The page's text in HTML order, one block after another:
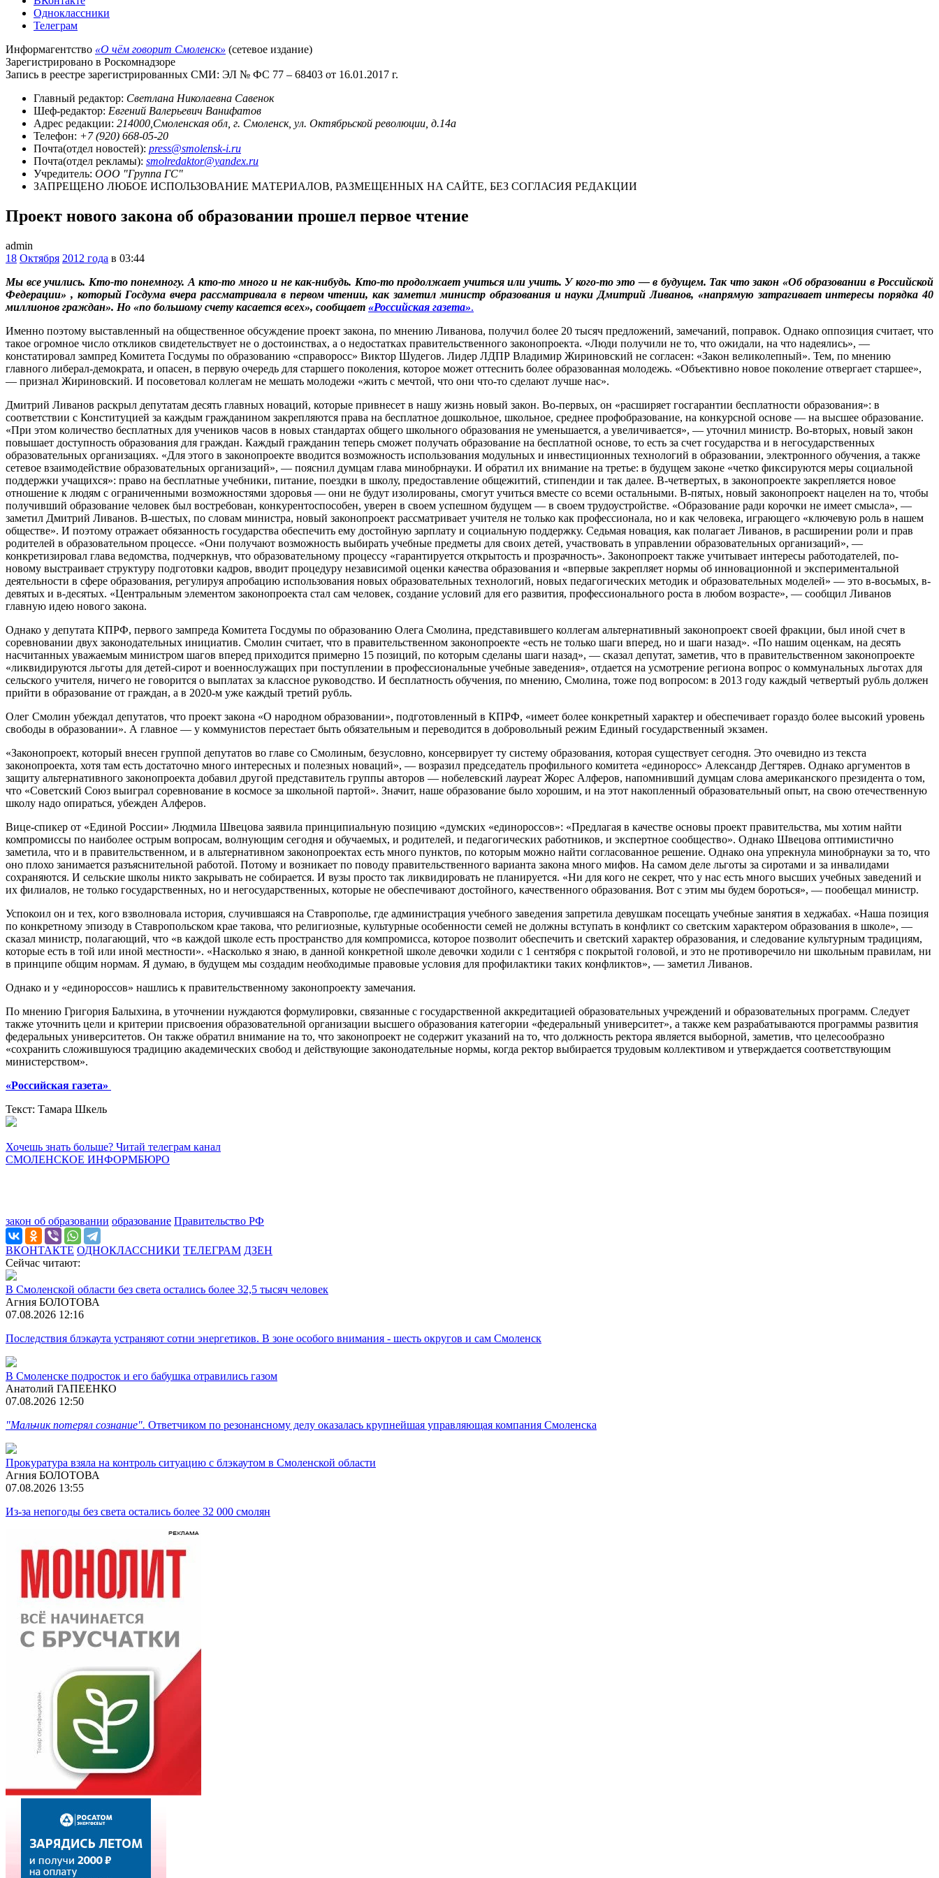
Одноклассники
Телеграм
Информагентство «О чём говорит Смоленск» (сетевое издание)
Зарегистрировано в Роскомнадзоре
Запись в реестре зарегистрированных СМИ: ЭЛ № ФС 77 – 68403 от 16.01.2017 г.
Главный редактор: Светлана Николаевна Савенок
Шеф-редактор: Евгений Валерьевич Ванифатов
Адрес редакции: 214000,Смоленская обл, г. Смоленск, ул. Октябрьской революции, д.14а
Телефон: +7 (920) 668-05-20
Почта(отдел новостей): press@smolensk-i.ru
Почта(отдел рекламы): smolredaktor@yandex.ru
Учредитель: ООО "Группа ГС"
ЗАПРЕЩЕНО ЛЮБОЕ ИСПОЛЬЗОВАНИЕ МАТЕРИАЛОВ, РАЗМЕЩЕННЫХ НА САЙТЕ, БЕЗ СОГЛАСИЯ РЕДАКЦИИ
Проект нового закона об образовании прошел первое чтение
admin
18 Октября 2012 года в 03:44
Мы все учились. Кто-то понемногу. А кто-то много и не как-нибудь. Кто-то продолжает учиться или учить. У кого-то это — в будущем. Так что закон «Об образовании в Российской
Федерации» , который Госдума вчера рассматривала в первом чтении, как заметил министр образования и науки Дмитрий Ливанов, «напрямую затрагивает интересы порядка 40
миллионов граждан». Но «по большому счету касается всех», сообщает «Российская газета».
Именно поэтому выставленный на общественное обсуждение проект закона, по мнению Ливанова, получил более 20 тысяч предложений, замечаний, поправок. Однако оппозиция считает, что
такое огромное число откликов свидетельствует не о достоинствах, а о недостатках правительственного законопроекта. «Люди получили не то, что ожидали, на что надеялись», —
констатировал зампред Комитета Госдумы по образованию «справоросс» Виктор Шудегов. Лидер ЛДПР Владимир Жириновский не согласен: «Закон великолепный». Тем, по мнению
главного либерал-демократа, и опасен, в первую очередь для старшего поколения, которое может оттеснить более образованная молодежь. «Объективно новое поколение отвергает старшее»,
— признал Жириновский. И посоветовал коллегам не мешать молодежи «жить с мечтой, что они что-то сделают лучше нас».
Дмитрий Ливанов раскрыл депутатам десять главных новаций, которые привнесет в нашу жизнь новый закон. Во-первых, он «расширяет госгарантии бесплатности образования»: в
соответствии с Конституцией за каждым гражданином закрепляются права на бесплатное дошкольное, школьное, среднее профобразование, на конкурсной основе — на высшее образование.
«При этом количество бесплатных для учеников часов в новых стандартах общего школьного образования не уменьшается, а увеличивается», — уточнил министр. Во-вторых, новый закон
повышает доступность образования для граждан. Каждый гражданин теперь сможет получать образование на бесплатной основе, то есть за счет государства и в негосударственных
образовательных организациях. «Для этого в законопроекте вводится возможность использования модульных и инвестиционных технологий в образовании, электронного обучения, а также
сетевое взаимодействие образовательных организаций», — пояснил думцам глава минобрнауки. И обратил их внимание на третье: в будущем законе «четко фиксируются меры социальной
поддержки учащихся»: право на бесплатные учебники, питание, поездки в школу, предоставление общежитий, стипендии и так далее. В-четвертых, в законопроекте закрепляется новое
отношение к людям с ограниченными возможностями здоровья — они не будут изолированы, смогут учиться вместе со всеми остальными. В-пятых, новый законопроект нацелен на то, чтобы
получивший образование человек был востребован, конкурентоспособен, уверен в своем успешном будущем — в своем трудоустройстве. «Образование ради корочки не имеет смысла», —
заметил Дмитрий Ливанов. В-шестых, по словам министра, новый законопроект рассматривает учителя не только как профессионала, но и как человека, играющего «ключевую роль в нашем
обществе». И поэтому отражает обязанность государства обеспечить ему достойную зарплату и социальную поддержку. Седьмая новация, как полагает Ливанов, в расширении роли и прав
родителей в образовательном процессе. «Они получают возможность выбирать учебные предметы для своих детей, участвовать в управлении образовательных организаций», —
конкретизировал глава ведомства, подчеркнув, что образовательному процессу «гарантируется открытость и прозрачность». Законопроект также учитывает интересы работодателей, по-
новому выстраивает структуру подготовки кадров, вводит процедуру независимой оценки качества образования и «впервые закрепляет нормы об инновационной и экспериментальной
деятельности в сфере образования, регулируя апробацию использования новых образовательных технологий, новых педагогических методик и образовательных моделей» — это в-восьмых, в-
девятых и в-десятых. «Центральным элементом законопроекта стал сам человек, создание условий для его развития, профессионального роста в любом возрасте», — сообщил Ливанов
главную идею нового закона.
Однако у депутата КПРФ, первого зампреда Комитета Госдумы по образованию Олега Смолина, представившего коллегам альтернативный законопроект своей фракции, был иной счет в
соревновании двух законодательных инициатив. Смолин считает, что в правительственном законопроекте «есть не только шаги вперед, но и шаги назад». «По нашим оценкам, на десять
насчитанных уважаемым министром шагов вперед приходится примерно 15 позиций, по которым сделаны шаги назад», — сказал депутат, заметив, что в правительственном законопроекте
«ликвидируются льготы для детей-сирот и военнослужащих при поступлении в профессиональные учебные заведения», отдается на усмотрение региона вопрос о коммунальных льготах для
сельского учителя, ничего не говорится о выплатах за классное руководство. И бесплатность обучения, по мнению, Смолина, тоже под вопросом: в 2013 году каждый четвертый рубль должен
прийти в образование от граждан, а в 2020-м уже каждый третий рубль.
Олег Смолин убеждал депутатов, что проект закона «О народном образовании», подготовленный в КПРФ, «имеет более конкретный характер и обеспечивает гораздо более высокий уровень
свободы в образовании». А главное — у коммунистов перестает быть обязательным и переводится в добровольный режим Единый государственный экзамен.
«Законопроект, который внесен группой депутатов во главе со Смолиным, безусловно, консервирует ту систему образования, которая существует сегодня. Это очевидно из текста
законопроекта, хотя там есть достаточно много интересных и полезных новаций», — возразил председатель профильного комитета «единоросс» Александр Дегтярев. Однако аргументов в
защиту альтернативного законопроекта добавил другой представитель группы авторов — нобелевский лауреат Жорес Алферов, напомнивший думцам слова американского президента о том,
что «Советский Союз выиграл соревнование в космосе за школьной партой». Значит, наше образование было хорошим, и на этот накопленный образовательный опыт, на свою отечественную
школу надо опираться, убежден Алферов.
Вице-спикер от «Единой России» Людмила Швецова заявила принципиальную позицию «думских «единороссов»: «Предлагая в качестве основы проект правительства, мы хотим найти
компромиссы по наиболее острым вопросам, волнующим сегодня и обучаемых, и родителей, и педагогических работников, и экспертное сообщество». Однако Швецова оптимистично
заметила, что и в правительственном, и в альтернативном законопроектах есть много пунктов, по которым можно найти согласованное решение. Однако она упрекнула минобрнауки за то, что
оно плохо занимается разъяснительной работой. Потому и возникает по поводу правительственного варианта закона много мифов. На самом деле льготы за сиротами и за инвалидами
сохраняются. И сельские школы никто закрывать не собирается. И вузы просто так ликвидировать не планируется. «Ни для кого не секрет, что у нас есть много высших учебных заведений и
их филиалов, не только государственных, но и негосударственных, которые не обеспечивают достойного, качественного образования. Вот с этим мы будем бороться», — пообещал министр.
Успокоил он и тех, кого взволновала история, случившаяся на Ставрополье, где администрация учебного заведения запретила девушкам посещать учебные занятия в хеджабах. «Наша позиция
по конкретному эпизоду в Ставропольском крае такова, что религиозные, культурные особенности семей не должны вступать в конфликт со светским характером образования в школе», —
сказал министр, полагающий, что «в каждой школе есть пространство для компромисса, которое позволит обеспечить и светский характер образования, и следование культурным традициям,
которые есть в той или иной местности». «Насколько я знаю, в данной конкретной школе девочки ходили с 1 сентября с покрытой головой, и это не противоречило ни школьным правилам, ни
в принципе общим нормам. Я думаю, в будущем мы создадим необходимые правовые условия для профилактики таких конфликтов», — заметил Ливанов.
Однако и у «единороссов» нашлись к правительственному законопроекту замечания.
По мнению Григория Балыхина, в уточнении нуждаются формулировки, связанные с государственной аккредитацией образовательных учреждений и образовательных программ. Следует
также уточнить цели и критерии присвоения образовательной организации высшего образования категории «федеральный университет», а также кем разрабатываются программы развития
федеральных университетов. Он также обратил внимание на то, что законопроект не содержит указаний на то, что должность ректора является выборной, заметив, что целесообразно
«сохранить сложившуюся традицию академических свобод и действующие законодательные нормы, когда ректор выбирается трудовым коллективом и утверждается соответствующим
министерством».
«Российская газета»
Текст: Тамара Шкель
Хочешь знать больше? Читай телеграм канал
СМОЛЕНСКОЕ ИНФОРМБЮРО
закон об образовании образование Правительство РФ
ВКОНТАКТЕ ОДНОКЛАССНИКИ ТЕЛЕГРАМ ДЗЕН
Сейчас читают:
В Смоленской области без света остались более 32,5 тысяч человек
Агния БОЛОТОВА
07.08.2026 12:16
Последствия блэкаута устраняют сотни энергетиков. В зоне особого внимания - шесть округов и сам Смоленск
В Смоленске подросток и его бабушка отравились газом
Анатолий ГАПЕЕНКО
07.08.2026 12:50
"Мальчик потерял сознание". Ответчиком по резонансному делу оказалась крупнейшая управляющая компания Смоленска
Прокуратура взяла на контроль ситуацию с блэкаутом в Смоленской области
Агния БОЛОТОВА
07.08.2026 13:55
Из-за непогоды без света остались более 32 000 смолян